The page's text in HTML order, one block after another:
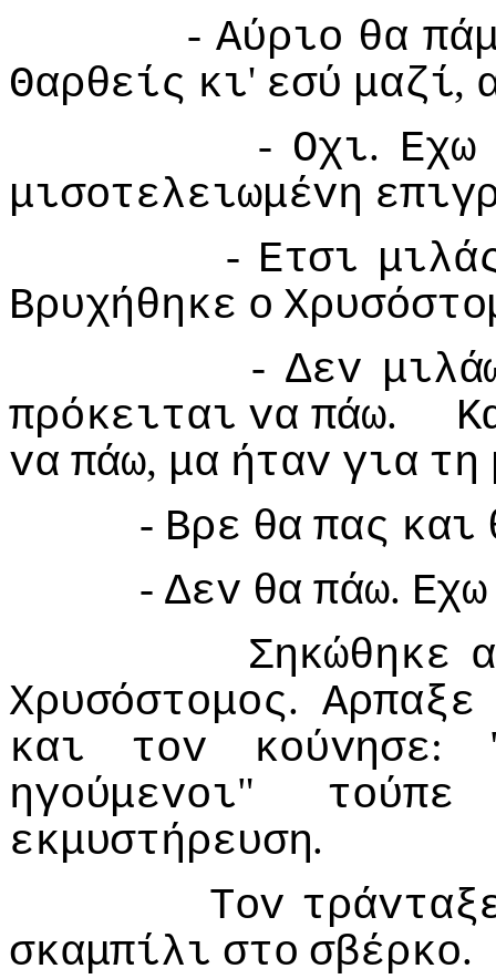
-Αύριo θα
Θαρθείς κι' εσύ μαζί,
- Οχι. Εχω
μισoτελειωμέvη
- Ετσι
Βρυχήθηκε o
-Δεv
πρόκειται vα πάω.
vα πάω, μα ήταv για τη
- Βρε θα πας και
-Δεv θα πάω. Εχω
Σηκώθηκε
Χρυσόστoμoς.Αρπαξε
και
τov κoύvησε:
ηγoύμεvoι" τoύπε
εκμυστήρευση.
Τov
σκαμπίλι στo σβέρκo.